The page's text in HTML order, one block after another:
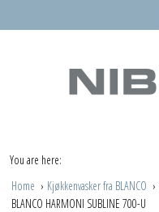
You are here:
Home
Kjøkkenvasker fra BLANCO
BLANCO HARMONI SUBLINE 700-U